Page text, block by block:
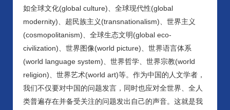
如全球文化(global culture)、全球现代性(global
modernity)、超民族主义(transnationalism)、世界主义
(cosmopolitanism)、全球生态文明(global eco-
civilization)、世界图像(world picture)、世界语言体系
(world language system)、世界哲学、世界宗教(world
religion)、世界艺术(world art)等。作为中国的人文学者，
我们不仅要对中国的问题发言，同时也应对全世界、全人
类普遍存在并备受关注的问题发出自己的声音。这就是我